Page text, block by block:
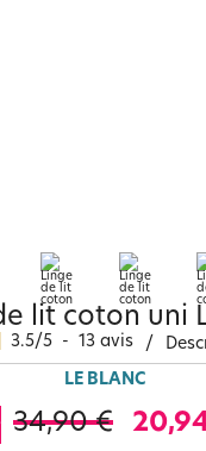
lit coton uni
3.5/5 - 13 avis /
LE BLANC
34,90 €